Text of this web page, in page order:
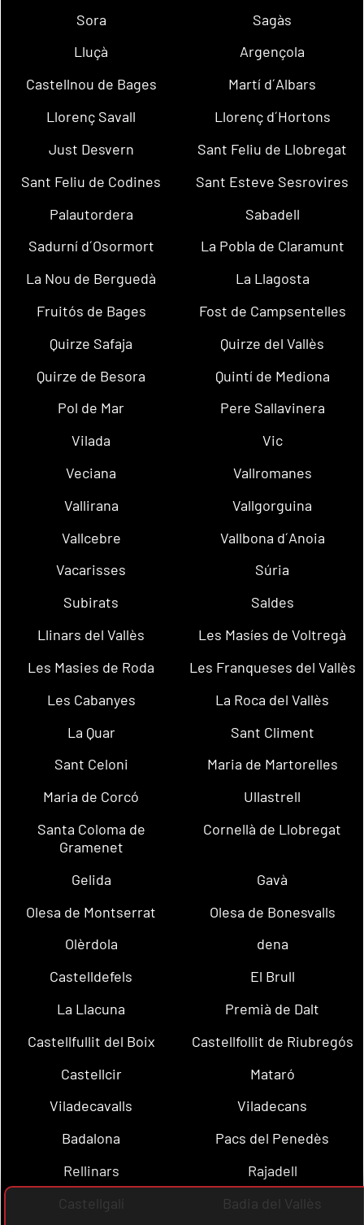
Sora
Sagàs
Lluçà
Argençola
Castellnou de Bages
Martí d´Albars
Llorenç Savall
Llorenç d´Hortons
Just Desvern
Sant Feliu de Llobregat
Sant Feliu de Codines
Sant Esteve Sesrovires
Palautordera
Sabadell
Sadurní d´Osormort
La Pobla de Claramunt
La Nou de Berguedà
La Llagosta
Fruitós de Bages
Fost de Campsentelles
Quirze Safaja
Quirze del Vallès
Quirze de Besora
Quintí de Mediona
Pol de Mar
Pere Sallavinera
Vilada
Vic
Veciana
Vallromanes
Vallirana
Vallgorguina
Vallcebre
Vallbona d´Anoia
Vacarisses
Súria
Subirats
Saldes
Llinars del Vallès
Les Masíes de Voltregà
Les Masies de Roda
Les Franqueses del Vallès
Les Cabanyes
La Roca del Vallès
La Quar
Sant Climent
Sant Celoni
Maria de Martorelles
Maria de Corcó
Ullastrell
Santa Coloma de
Gramenet
Cornellà de Llobregat
Gelida
Gavà
Olesa de Montserrat
Olesa de Bonesvalls
Olèrdola
dena
Castelldefels
El Brull
La Llacuna
Premià de Dalt
Castellfullit del Boix
Castellfollit de Riubregós
Castellcir
Mataró
Viladecavalls
Viladecans
Badalona
Pacs del Penedès
Rellinars
Rajadell
Castellgalí
Badia del Vallès